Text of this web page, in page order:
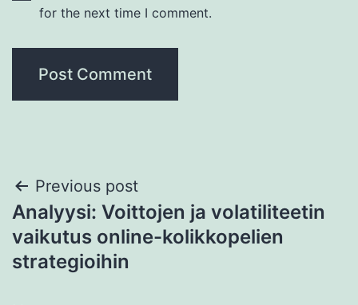
for the next time I comment.
Post
navigation
Previous post
Analyysi: Voittojen ja volatiliteetin
vaikutus online-kolikkopelien
strategioihin